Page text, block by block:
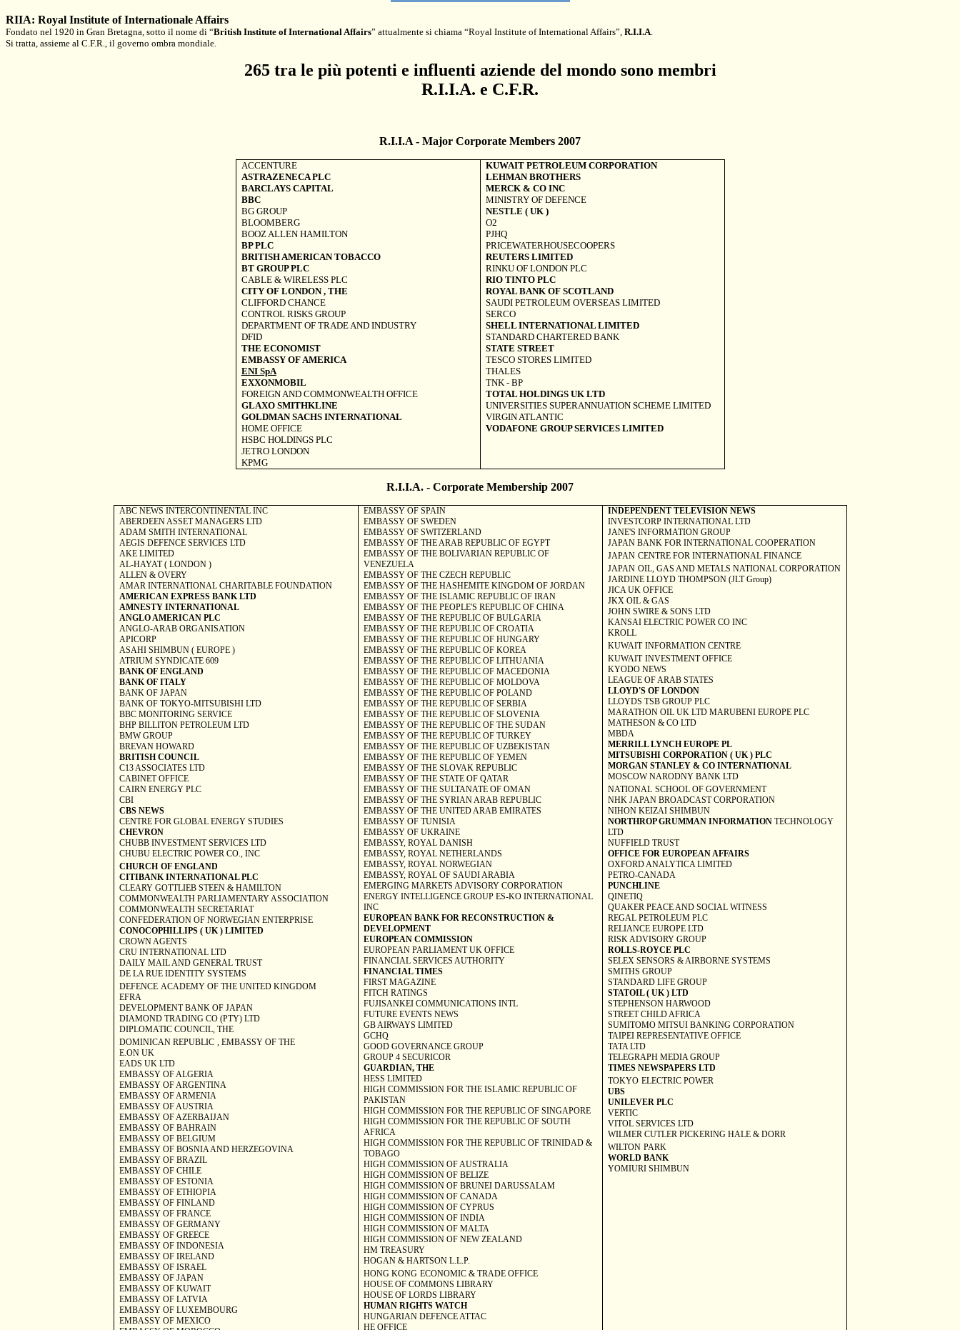
RIIA: Royal Institute of Internationale Affairs
Fondato nel 1920 in Gran Bretagna, sotto il nome di “British Institute of International Affairs” attualmente si chiama “Royal Institute of International Affairs”, R.I.I.A.
Si tratta, assieme al C.F.R., il governo ombra mondiale.
265 tra le più potenti e influenti aziende del mondo sono membri
R.I.I.A. e C.F.R.
R.I.I.A - Major Corporate Members 2007
ACCENTURE
ASTRAZENECA PLC
BARCLAYS CAPITAL
BBC
BG GROUP
BLOOMBERG
BOOZ ALLEN HAMILTON
BP PLC
BRITISH AMERICAN TOBACCO
BT GROUP PLC
CABLE & WIRELESS PLC
CITY OF LONDON , THE
CLIFFORD CHANCE
CONTROL RISKS GROUP
DEPARTMENT OF TRADE AND INDUSTRY
DFID
THE ECONOMIST
EMBASSY OFAMERICA
ENI SpA
EXXONMOBIL
FOREIGN AND COMMONWEALTH OFFICE
GLAXO SMITHKLINE
GOLDMAN SACHS INTERNATIONAL
HOME OFFICE
HSBC HOLDINGS PLC
JETRO LONDON
KPMG
KUWAIT PETROLEUM CORPORATION
LEHMAN BROTHERS
MERCK & CO INC
MINISTRY OF DEFENCE
NESTLE ( UK )
O2
PJHQ
PRICEWATERHOUSECOOPERS
REUTERS LIMITED
RINKU OF LONDON PLC
RIO TINTO PLC
ROYAL BANK OF SCOTLAND
SAUDI PETROLEUM OVERSEAS LIMITED
SERCO
SHELL INTERNATIONAL LIMITED
STANDARD CHARTERED BANK
STATE STREET
TESCO STORES LIMITED
THALES
TNK - BP
TOTAL HOLDINGS UK LTD
UNIVERSITIES SUPERANNUATION SCHEME LIMITED
VIRGINATLANTIC
VODAFONE GROUP SERVICES LIMITED
R.I.I.A. - Corporate Membership 2007
ABC NEWS INTERCONTINENTAL INC
ABERDEEN ASSET MANAGERS LTD
ADAM SMITH INTERNATIONAL
AEGIS DEFENCE SERVICES LTD
AKE LIMITED
AL-HAYAT ( LONDON )
ALLEN & OVERY
AMAR INTERNATIONAL CHARITABLE FOUNDATION
AMERICAN EXPRESS BANK LTD
AMNESTY INTERNATIONAL
ANGLO AMERICAN PLC
ANGLO-ARAB ORGANISATION
APICORP
ASAHI SHIMBUN (EUROPE)
ATRIUM SYNDICATE 609
BANK OF ENGLAND
BANK OF ITALY
BANK OF JAPAN
BANK OF TOKYO-MITSUBISHI LTD
BBC MONITORING SERVICE
BHP BILLITON PETROLEUM LTD
BMW GROUP
BREVAN HOWARD
BRITISH COUNCIL
C13 ASSOCIATES LTD
CABINET OFFICE
CAIRN ENERGY PLC
CBI
CBS NEWS
CENTRE FOR GLOBAL ENERGY STUDIES
CHEVRON
CHUBB INVESTMENT SERVICES LTD
CHUBU ELECTRIC POWER CO., INC
CHURCH OF ENGLAND
CITIBANK INTERNATIONAL PLC
CLEARY GOTTLIEB STEEN & HAMILTON
COMMONWEALTH PARLIAMENTARY ASSOCIATION
COMMONWEALTH SECRETARIAT
CONFEDERATION OF NORWEGIAN ENTERPRISE
CONOCOPHILLIPS ( UK ) LIMITED
CROWN AGENTS
CRU INTERNATIONAL LTD
DAILY MAIL AND GENERAL TRUST
DE LA RUE IDENTITYSYSTEMS
DEFENCE ACADEMYOF THE UNITED KINGDOM
EFRA
DEVELOPMENT BANK OF JAPAN
DIAMOND TRADING CO (PTY) LTD
DIPLOMATIC COUNCIL, THE
DOMINICAN REPUBLIC , EMBASSY OF THE
E.ON UK
EADS UK LTD
EMBASSY OFALGERIA
EMBASSY OFARGENTINA
EMBASSY OFARMENIA
EMBASSY OFAUSTRIA
EMBASSY OFAZERBAIJAN
EMBASSY OF BAHRAIN
EMBASSY OF BELGIUM
EMBASSY OF BOSNIA AND HERZEGOVINA
EMBASSY OF BRAZIL
EMBASSY OF CHILE
EMBASSY OF ESTONIA
EMBASSY OF ETHIOPIA
EMBASSY OF FINLAND
EMBASSY OF FRANCE
EMBASSY OF GERMANY
EMBASSY OF GREECE
EMBASSY OF INDONESIA
EMBASSY OF IRELAND
EMBASSY OF ISRAEL
EMBASSY OF JAPAN
EMBASSY OF KUWAIT
EMBASSY OF LATVIA
EMBASSY OF LUXEMBOURG
EMBASSY OF MEXICO
EMBASSY OF SPAIN
EMBASSY OF SWEDEN
EMBASSY OF SWITZERLAND
EMBASSY OF THEARAB REPUBLICOF EGYPT
EMBASSY OF THE BOLIVARIAN REPUBLICOF
VENEZUELA
EMBASSY OF THE CZECH REPUBLIC
EMBASSY OF THE HASHEMITE KINGDOMOF JORDAN
EMBASSY OF THE ISLAMIC REPUBLICOF IRAN
EMBASSY OF THE PEOPLE'S REPUBLIC OF CHINA
EMBASSY OF THE REPUBLICOF BULGARIA
EMBASSY OF THE REPUBLICOF CROATIA
EMBASSY OF THE REPUBLICOF HUNGARY
EMBASSY OF THE REPUBLICOF KOREA
EMBASSY OF THE REPUBLICOF LITHUANIA
EMBASSY OF THE REPUBLICOF MACEDONIA
EMBASSY OF THE REPUBLICOF MOLDOVA
EMBASSY OF THE REPUBLICOF POLAND
EMBASSY OF THE REPUBLICOF SERBIA
EMBASSY OF THE REPUBLICOF SLOVENIA
EMBASSY OF THE REPUBLIC OF THE SUDAN
EMBASSY OF THE REPUBLICOF TURKEY
EMBASSY OF THE REPUBLICOF UZBEKISTAN
EMBASSY OF THE REPUBLICOF YEMEN
EMBASSY OF THE SLOVAK REPUBLIC
EMBASSY OF THE STATE OF QATAR
EMBASSY OF THE SULTANATE OF OMAN
EMBASSY OF THE SYRIAN ARAB REPUBLIC
EMBASSY OF THE UNITED ARAB EMIRATES
EMBASSY OF TUNISIA
EMBASSY OF UKRAINE
EMBASSY, ROYAL DANISH
EMBASSY, ROYAL NETHERLANDS
EMBASSY, ROYAL NORWEGIAN
EMBASSY, ROYAL OF SAUDI ARABIA
EMERGING MARKETS ADVISORY CORPORATION
ENERGY INTELLIGENCE GROUP ES-KO INTERNATIONAL
INC
EUROPEAN BANK FOR RECONSTRUCTION &
DEVELOPMENT
EUROPEAN COMMISSION
EUROPEAN PARLIAMENTUK OFFICE
FINANCIAL SERVICES AUTHORITY
FINANCIAL TIMES
FIRST MAGAZINE
FITCH RATINGS
FUJISANKEI COMMUNICATIONS INTL
FUTURE EVENTS NEWS
GB AIRWAYS LIMITED
GCHQ
GOOD GOVERNANCE GROUP
GROUP 4 SECURICOR
GUARDIAN, THE
HESS LIMITED
HIGH COMMISSION FOR THE ISLAMIC REPUBLICOF
PAKISTAN
HIGH COMMISSION FOR THE REPUBLICOF SINGAPORE
HIGH COMMISSION FOR THE REPUBLICOF SOUTH
AFRICA
HIGH COMMISSION FOR THE REPUBLIC OF TRINIDAD &
TOBAGO
HIGH COMMISSION OFAUSTRALIA
HIGH COMMISSION OF BELIZE
HIGH COMMISSION OF BRUNEI DARUSSALAM
HIGH COMMISSION OF CANADA
HIGH COMMISSION OF CYPRUS
HIGH COMMISSION OF INDIA
HIGH COMMISSION OF MALTA
HIGH COMMISSION OF NEW ZEALAND
HM TREASURY
HOGAN & HARTSON L.L.P.
HONG KONG ECONOMIC & TRADE OFFICE
HOUSE OF COMMONS LIBRARY
HOUSE OF LORDS LIBRARY
HUMAN RIGHTS WATCH
HUNGARIAN DEFENCE ATTAC
HE OFFICE
INDEPENDENT TELEVISION NEWS
INVESTCORP INTERNATIONAL LTD
JANE'S INFORMATION GROUP
JAPAN BANK FOR INTERNATIONAL COOPERATION
JAPAN CENTRE FOR INTERNATIONAL FINANCE
JAPAN OIL, GAS AND METALS NATIONAL CORPORATION
JARDINE LLOYD THOMPSON (JLT Group)
JICAUK OFFICE
JKX OIL & GAS
JOHN SWIRE & SONS LTD
KANSAI ELECTRIC POWER CO INC
KROLL
KUWAIT INFORMATION CENTRE
KUWAIT INVESTMENT OFFICE
KYODO NEWS
LEAGUE OF ARAB STATES
LLOYD'S OF LONDON
LLOYDS TSB GROUP PLC
MARATHON OIL UK LTD MARUBENI EUROPE PLC
MATHESON & CO LTD
MBDA
MERRILL LYNCH EUROPE PL
MITSUBISHI CORPORATION ( UK ) PLC
MORGAN STANLEY & CO INTERNATIONAL
MOSCOW NARODNY BANK LTD
NATIONAL SCHOOL OF GOVERNMENT
NHK JAPAN BROADCAST CORPORATION
NIHON KEIZAI SHIMBUN
NORTHROP GRUMMAN INFORMATIONTECHNOLOGY
LTD
NUFFIELD TRUST
OFFICE FOR EUROPEAN AFFAIRS
OXFORD ANALYTICA LIMITED
PETRO-CANADA
PUNCHLINE
QINETIQ
QUAKER PEACE AND SOCIAL WITNESS
REGAL PETROLEUM PLC
RELIANCE EUROPE LTD
RISK ADVISORY GROUP
ROLLS-ROYCE PLC
SELEX SENSORS & AIRBORNE SYSTEMS
SMITHS GROUP
STANDARD LIFE GROUP
STATOIL ( UK ) LTD
STEPHENSON HARWOOD
STREET CHILDAFRICA
SUMITOMO MITSUI BANKING CORPORATION
TAIPEI REPRESENTATIVE OFFICE
TATA LTD
TELEGRAPH MEDIA GROUP
TIMES NEWSPAPERS LTD
TOKYO ELECTRIC POWER
UBS
UNILEVER PLC
VERTIC
VITOL SERVICES LTD
WILMER CUTLER PICKERING HALE & DORR
WILTON PARK
WORLD BANK
YOMIURI SHIMBUN